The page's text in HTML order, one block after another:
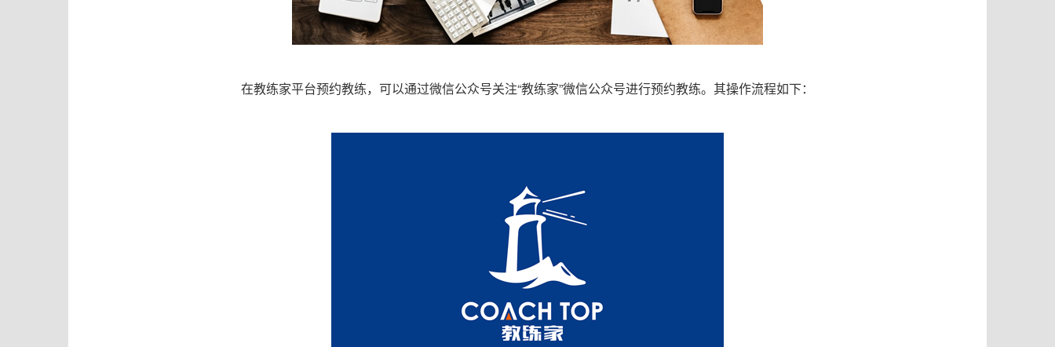
在教练家平台预约教练，可以通过微信公众号关注“教练家”微信公众号进行预约教练。其操作流程如下：